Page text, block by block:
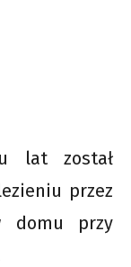
lat został
przez
domu przy